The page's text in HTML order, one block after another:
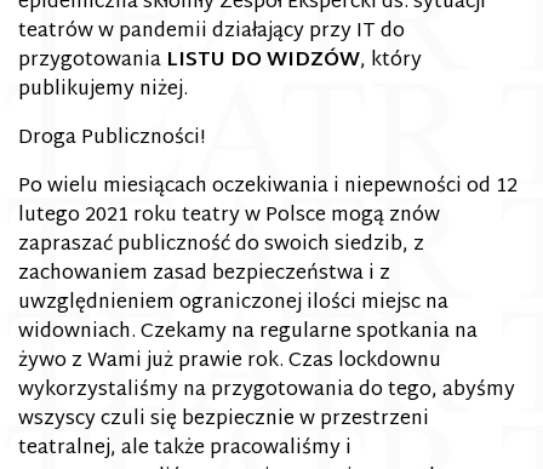
teatrów w pandemii działający przy IT do
przygotowania LISTU DO WIDZÓW, który
publikujemy niżej.
Droga Publiczności!
Po wielu miesiącach oczekiwania i niepewności od 12
lutego 2021 roku teatry w Polsce mogą znów
zapraszać publiczność do swoich siedzib, z
zachowaniem zasad bezpieczeństwa i z
uwzględnieniem ograniczonej ilości miejsc na
widowniach. Czekamy na regularne spotkania na
żywo z Wami już prawie rok. Czas lockdownu
wykorzystaliśmy na przygotowania do tego, abyśmy
wszyscy czuli się bezpiecznie w przestrzeni
teatralnej, ale także pracowaliśmy i